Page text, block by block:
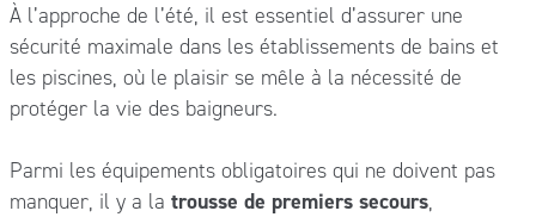
À l’approche de l’été, il est essentiel d’assurer une
sécurité maximale dans les établissements de bains et
les piscines, où le plaisir se mêle à la nécessité de
protéger la vie des baigneurs.
Parmi les équipements obligatoires qui ne doivent pas
manquer, il y a la trousse de premiers secours,